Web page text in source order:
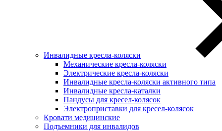
Инвалидные кресла-коляски
Механические кресла-коляски
Электрические кресла-коляски
Инвалидные кресла-коляски активного типа
Инвалидные кресла-каталки
Пандусы для кресел-колясок
Электроприставки для кресел-колясок
Кровати медицинские
Подъемники для инвалидов